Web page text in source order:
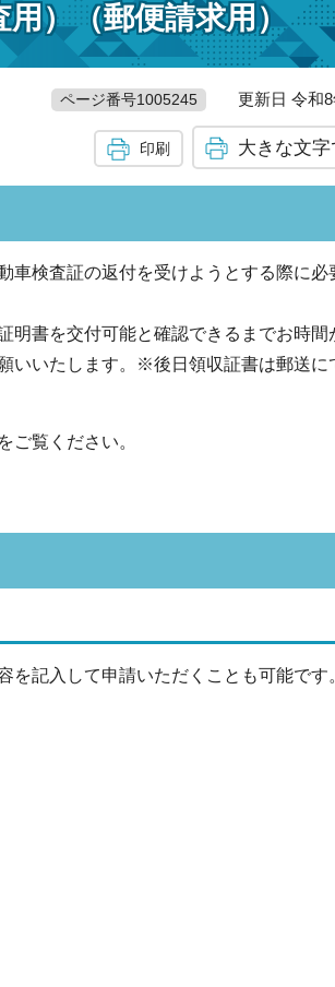
）（郵便請求用）
ページ番号1005245 更新日 令和8
印刷 大きな文字
車検査証の返付を受けようとする際に必
明書を交付可能と確認できるまでお時間
いいたします。※後日領収証書は郵送に
ご覧ください。
記入して申請いただくことも可能です